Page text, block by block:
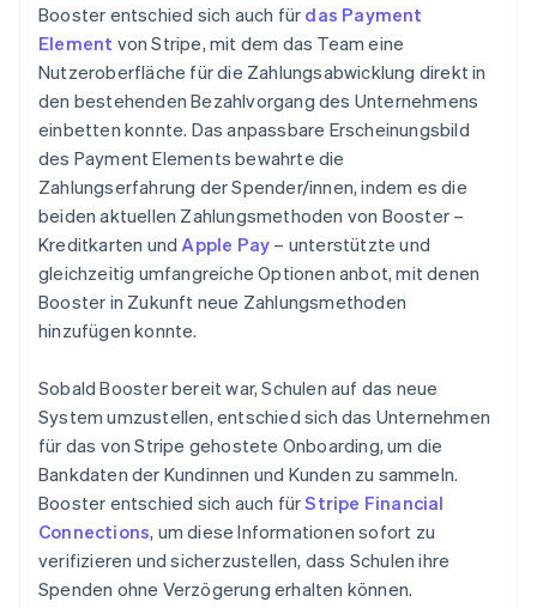
Booster entschied sich auch für das Payment
Element von Stripe, mit dem das Team eine
Nutzeroberfläche für die Zahlungsabwicklung direkt in
den bestehenden Bezahlvorgang des Unternehmens
einbetten konnte. Das anpassbare Erscheinungsbild
des Payment Elements bewahrte die
Zahlungserfahrung der Spender/innen, indem es die
beiden aktuellen Zahlungsmethoden von Booster –
Kreditkarten und Apple Pay – unterstützte und
gleichzeitig umfangreiche Optionen anbot, mit denen
Booster in Zukunft neue Zahlungsmethoden
hinzufügen konnte.
Sobald Booster bereit war, Schulen auf das neue
System umzustellen, entschied sich das Unternehmen
für das von Stripe gehostete Onboarding, um die
Bankdaten der Kundinnen und Kunden zu sammeln.
Booster entschied sich auch fürStripe Financial
Connections, um diese Informationen sofort zu
verifizieren und sicherzustellen, dass Schulen ihre
Spenden ohne Verzögerung erhalten können.